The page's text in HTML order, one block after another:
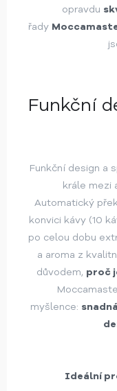
opravdu
řady
Funkční
Funkční design a
krále mezi
Automatický
konvici kávy (10
po celou dobu
a aroma z
důvodem, proč
myšlence:
Ideální